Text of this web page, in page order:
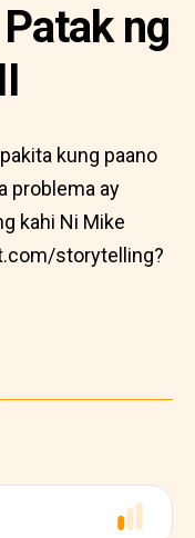
ng
kung paano
problema ay
kahi Ni Mike
storytelling?